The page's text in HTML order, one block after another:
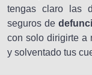
tengas claro las
seguros de
con solo dirigirte a
y solventado tus